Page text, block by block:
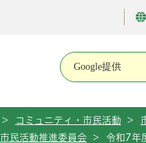
> コミュニティ・市民活動 >
市民活動推進委員会 > 令和7年